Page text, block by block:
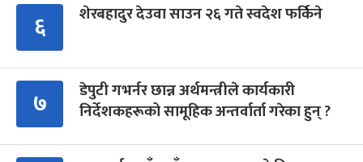
६ शेरबहादुर देउवा साउन २६ गते स्वदेश फर्किने
७
डेपुटी गभर्नर छान्न अर्थमन्त्रीले कार्यकारी
निर्देशकहरूको सामूहिक अन्तर्वार्ता गरेका हुन् ?